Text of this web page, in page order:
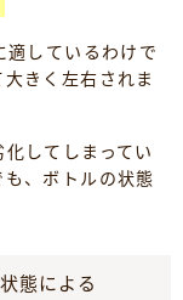
適しているわけで
きく左右されま
してしまってい
、ボトルの状態
態による